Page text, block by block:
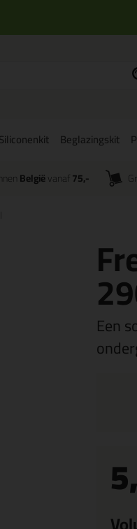
Siliconenkit Beglazingskit
Belgiëvanaf 75,-
Een